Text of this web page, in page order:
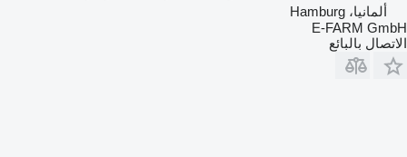
ألمانيا، Hamburg
E-FARM GmbH
الاتصال بالبائع